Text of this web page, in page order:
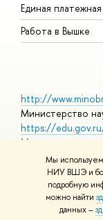
Мы
НИУ ВШЭ и
подробную
можно найти
данных –
Единая
Работа в Вышке
http://
Министерство
https://
Министерство
https://
Массовые
© НИУ ВШЭ